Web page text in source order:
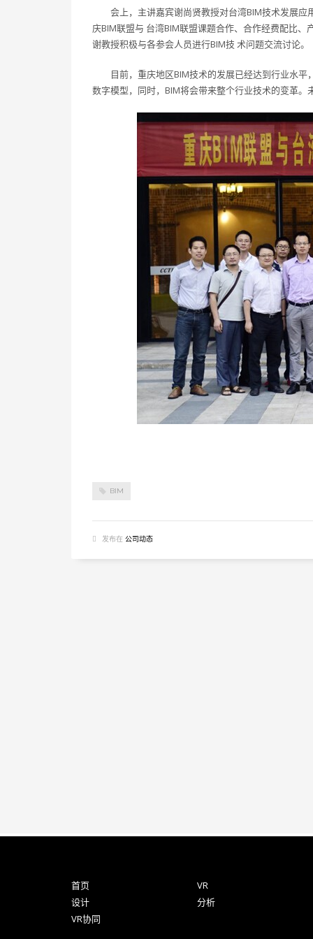
会上，主讲嘉宾谢尚贤教授对台湾BIM技术发展
庆BIM联盟与 台湾BIM联盟课题合作、合作经费配比
谢教授积极与各参会人员进行BIM技 术问题交流讨论。
目前，重庆地区BIM技术的发展已经达到行业水
数字模型，同时，BIM将会带来整个行业技术的变革
BIM
发布在 公司动态
首页
VR
设计
分析
VR协同